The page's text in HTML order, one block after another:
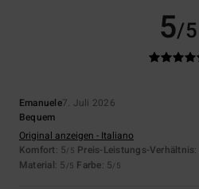
5/5
Emanuele7. Juli 2026
Bequem
Original anzeigen - Italiano
Komfort: 5/5 Preis-Leistungs-Verhältnis
Material: 5 /5 Farbe: 5/5